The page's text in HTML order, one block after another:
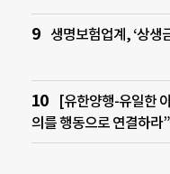
생명보험업계, ‘상생
[유한양행-유일한
의를 행동으로 연결하라”